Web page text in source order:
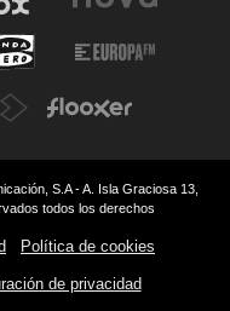
S.A - A. Isla Graciosa 13,
todos los derechos
Política de cookies
de privacidad